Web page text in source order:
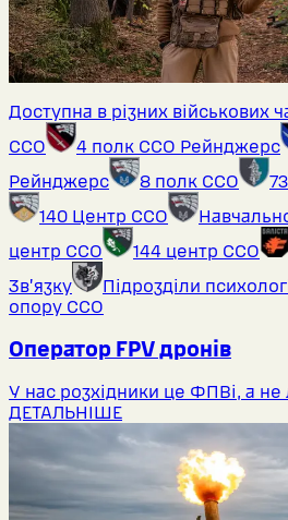
Доступна в різних військових
ССО
4 полк ССО Рейнджерс
Рейнджерс
8 полк ССО
140 Центр ССО
центр ССО
144 центр ССО
Звʼязку
Підрозділи
опору ССО
Оператор FPV дронів
У нас розхідники це ФПВі, а
ДЕТАЛЬНІШЕ